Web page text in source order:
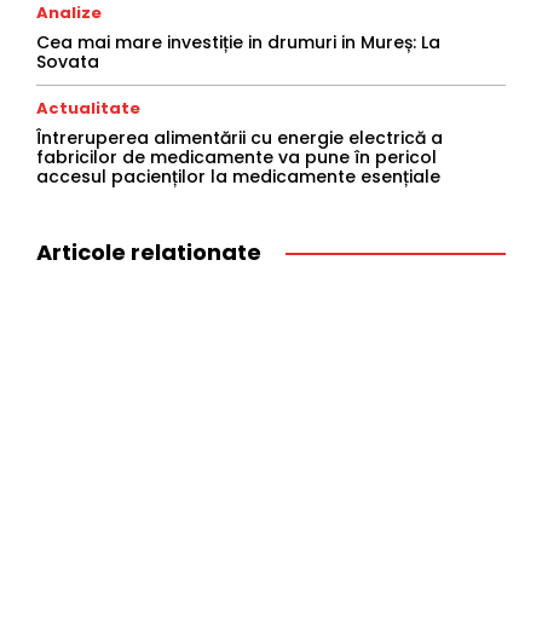
Analize
Cea mai mare investiție in drumuri in Mureș: La
Sovata
Actualitate
Întreruperea alimentării cu energie electrică a
fabricilor de medicamente va pune în pericol
accesul pacienților la medicamente esențiale
Articole relationate